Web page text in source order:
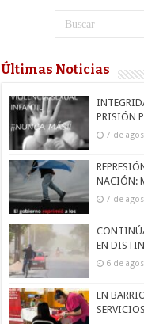
Últimas Noticias
PRISIÓN
7 de
NACIÓN:
7 de
EN
6 de
EN